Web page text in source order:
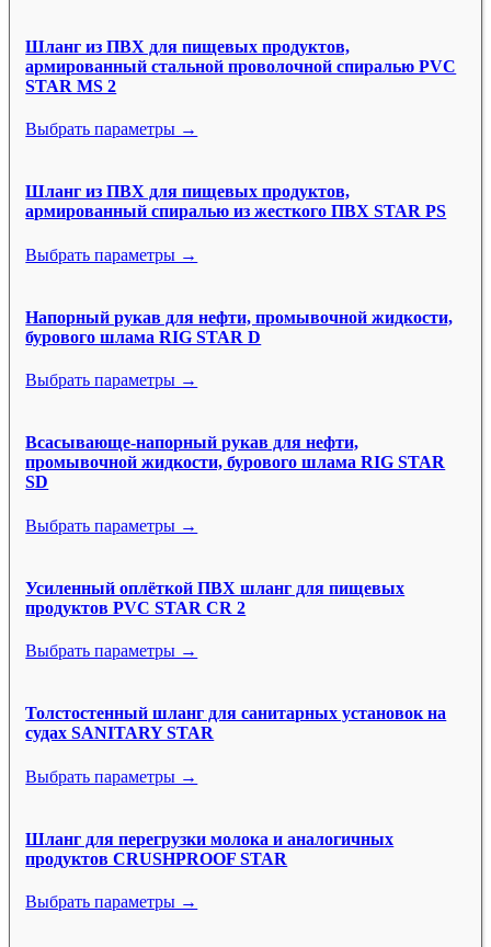
Шланг из ПВХ для пищевых продуктов,
армированный стальной проволочной спиралью PVC
STAR MS 2
Выбрать параметры →
Шланг из ПВХ для пищевых продуктов,
армированный спиралью из жесткого ПВХ STAR PS
Выбрать параметры →
Напорный рукав для нефти, промывочной жидкости,
бурового шлама RIG STAR D
Выбрать параметры →
Всасывающе-напорный рукав для нефти,
промывочной жидкости, бурового шлама RIG STAR
SD
Выбрать параметры →
Усиленный оплёткой ПВХ шланг для пищевых
продуктов PVC STAR CR 2
Выбрать параметры →
Толстостенный шланг для санитарных установок на
судах SANITARY STAR
Выбрать параметры →
Шланг для перегрузки молока и аналогичных
продуктов CRUSHPROOF STAR
Выбрать параметры →